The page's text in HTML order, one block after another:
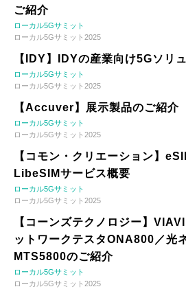
ご紹介
ローカル5Gサミット
ローカル5Gサミット2025
【IDY】IDYの産業向け5Gソリ
ローカル5Gサミット
ローカル5Gサミット2025
【Accuver】展示製品のご紹介
ローカル5Gサミット
ローカル5Gサミット2025
【コモン・クリエーション】
LibeSIMサービス概要
ローカル5Gサミット
ローカル5Gサミット2025
【コーンズテクノロジー】
ットワークテスタONA800／光
MTS5800のご紹介
ローカル5Gサミット
ローカル5Gサミット2025